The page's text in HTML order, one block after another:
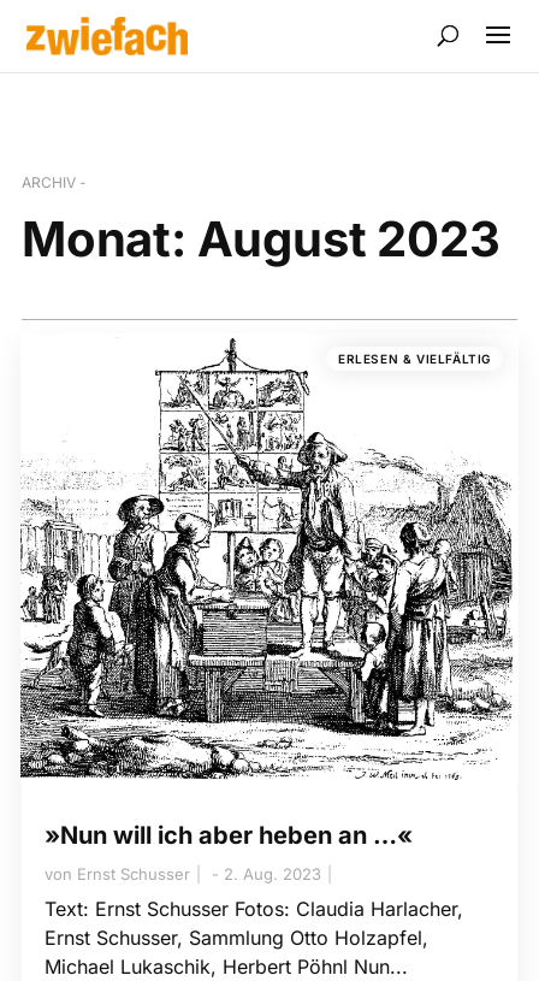
ARCHIV -
Monat: August 2023
ERLESEN & VIELFÄLTIG
»Nun will ich aber heben an …«
von Ernst Schusser 2. Aug. 2023
Text: Ernst Schusser Fotos: Claudia Harlacher,
Ernst Schusser, Sammlung Otto Holzapfel,
Michael Lukaschik, Herbert Pöhnl Nun...